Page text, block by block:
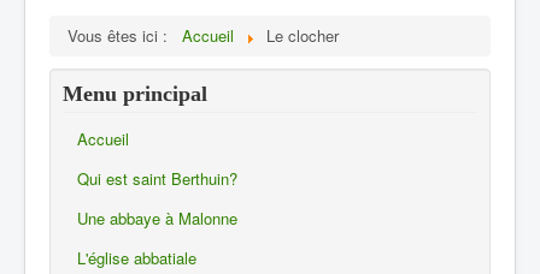
Vous êtes ici : Accueil Le clocher
Menu principal
Accueil
Qui est saint Berthuin?
Une abbaye à Malonne
L'église abbatiale